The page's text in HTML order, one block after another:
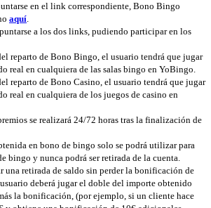
en el link correspondiente, Bono Bingo
aquí.
a los dos links, pudiendo participar en los
reparto de Bono Bingo, el usuario tendrá que jugar
real en cualquiera de las salas bingo en YoBingo.
reparto de Bono Casino, el usuario tendrá que jugar
real en cualquiera de los juegos de casino en
se realizará 24/72 horas tras la finalización de
en bono de bingo solo se podrá utilizar ​​para
bingo y nunca podrá ser retirada de la cuenta.
una retirada de saldo sin perder la bonificación de
deberá jugar el doble del importe obtenido
la bonificación, (por ejemplo, si un cliente hace